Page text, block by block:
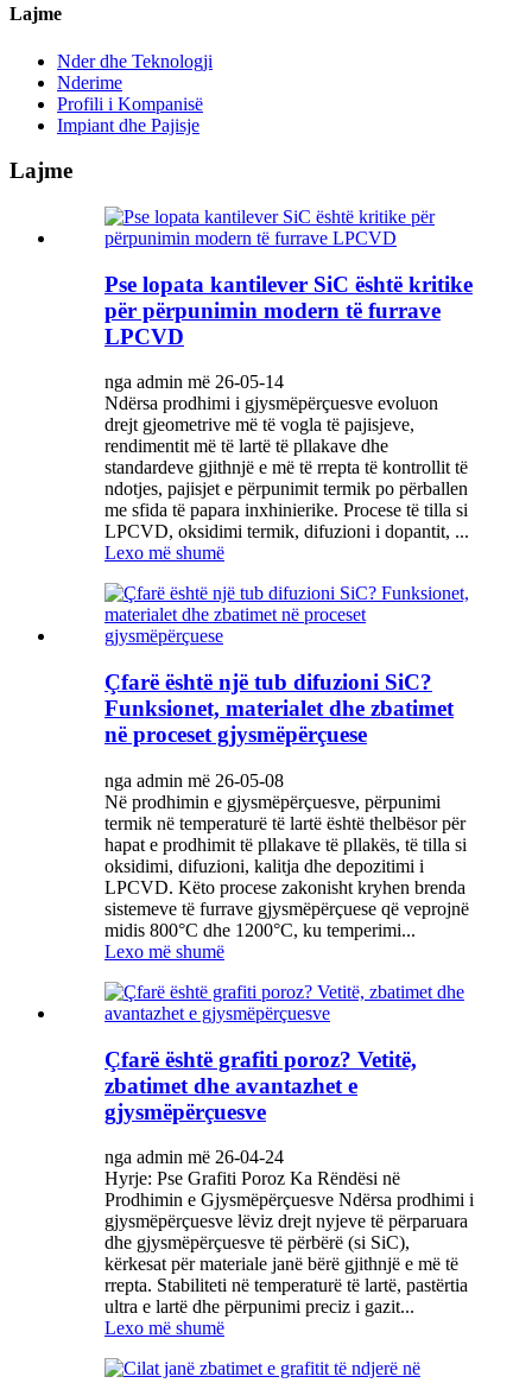
Lajme
Nder dhe Teknologji
Nderime
Profili i Kompanisë
Impiant dhe Pajisje
Lajme
Pse lopata kantilever SiC është kritike
për përpunimin modern të furrave
LPCVD
nga admin më 26-05-14
Ndërsa prodhimi i gjysmëpërçuesve evoluon
drejt gjeometrive më të vogla të pajisjeve,
rendimentit më të lartë të pllakave dhe
standardeve gjithnjë e më të rrepta të kontrollit të
ndotjes, pajisjet e përpunimit termik po përballen
me sfida të papara inxhinierike. Procese të tilla si
LPCVD, oksidimi termik, difuzioni i dopantit, ...
Lexo më shumë
Çfarë është një tub difuzioni SiC?
Funksionet, materialet dhe zbatimet
në proceset gjysmëpërçuese
nga admin më 26-05-08
Në prodhimin e gjysmëpërçuesve, përpunimi
termik në temperaturë të lartë është thelbësor për
hapat e prodhimit të pllakave të pllakës, të tilla si
oksidimi, difuzioni, kalitja dhe depozitimi i
LPCVD. Këto procese zakonisht kryhen brenda
sistemeve të furrave gjysmëpërçuese që veprojnë
midis 800°C dhe 1200°C, ku temperimi...
Lexo më shumë
Çfarë është grafiti poroz? Vetitë,
zbatimet dhe avantazhet e
gjysmëpërçuesve
nga admin më 26-04-24
Hyrje: Pse Grafiti Poroz Ka Rëndësi në
Prodhimin e Gjysmëpërçuesve Ndërsa prodhimi i
gjysmëpërçuesve lëviz drejt nyjeve të përparuara
dhe gjysmëpërçuesve të përbërë (si SiC),
kërkesat për materiale janë bërë gjithnjë e më të
rrepta. Stabiliteti në temperaturë të lartë, pastërtia
ultra e lartë dhe përpunimi preciz i gazit...
Lexo më shumë